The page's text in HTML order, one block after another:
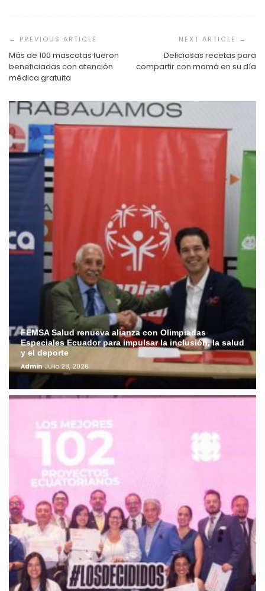
de
entradas
Más de 100 mascotas fueron
beneficiadas con atención
médica gratuita
Deliciosas recetas para
compartir con mamá en su día
FEMSA Salud renueva alianza con Olimpiadas
Especiales Ecuador para impulsar la inclusión, la salud
y el deporte
Admin Julio 28, 2026